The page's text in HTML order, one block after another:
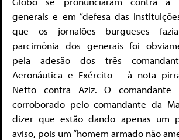
generais e em “defesa das
que os jornalões burgueses
parcimônia dos generais foi
pela adesão dos três
Aeronáutica e Exército – à nota
Netto contra Aziz. O comandante
corroborado pelo comandante da
dizer que estão dando apenas um
aviso, pois um “homem armado não